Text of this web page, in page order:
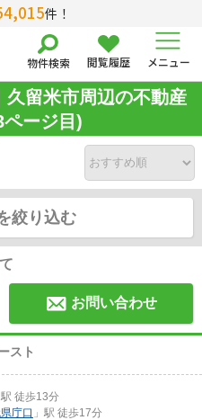
件！
物件検索 閲覧履歴 メニュー
久留米市周辺の不動産
ージ目)
絞り込む
お問い合わせ
スト
駅 徒歩13分
庁口 」駅 徒歩17分